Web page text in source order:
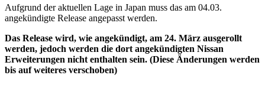
Aufgrund der aktuellen Lage in Japan muss das am 04.03.
angekündigte Release angepasst werden.
Das Release wird, wie angekündigt, am 24. März ausgerollt
werden, jedoch werden die dort angekündigten Nissan
Erweiterungen nicht enthalten sein. (Diese Änderungen werden
bis auf weiteres verschoben)